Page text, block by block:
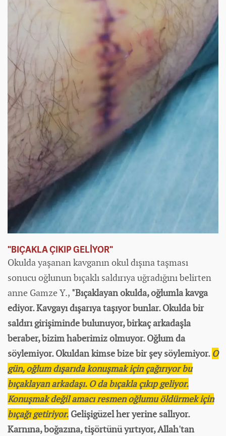
"BIÇAKLA ÇIKIP GELİYOR"
Okulda yaşanan kavganın okul dışına taşması
sonucu oğlunun bıçaklı saldırıya uğradığını belirten
anne Gamze Y., "Bıçaklayan okulda, oğlumla kavga
ediyor. Kavgayı dışarıya taşıyor bunlar. Okulda bir
saldırı girişiminde bulunuyor, birkaç arkadaşla
beraber, bizimhaberimiz olmuyor. Oğlum da
söylemiyor. Okuldan kimse bize bir şey söylemiyor. O
gün, oğlum dışarıda konuşmak için çağırıyor bu
bıçaklayan arkadaşı. O da bıçakla çıkıp geliyor.
Konuşmak değil amacı resmen oğlumu öldürmek için
bıçağı getiriyor. Gelişigüzel her yerine sallıyor.
Karnına, boğazına, tişörtünü yırtıyor, Allah'tan